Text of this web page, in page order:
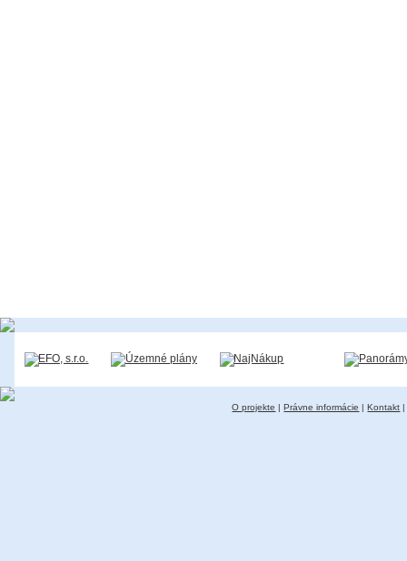
O projekte |Právne informácie |Kontakt